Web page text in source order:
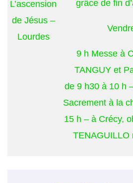
L’ascension
de Jésus –
Lourdes
grâce de fin
9 h Messe à
TANGUY et
de 9 h30 à 10 h
Sacrement à la
15 h – à Crécy,
TENAGUILLO